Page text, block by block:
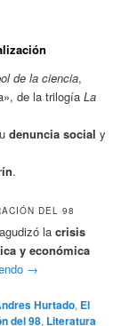
de la ciencia,
de la trilogía La
denuncia social y
.
DEL 98
lacrisis
y económica
→
Hurtado, El
del 98, Literatura